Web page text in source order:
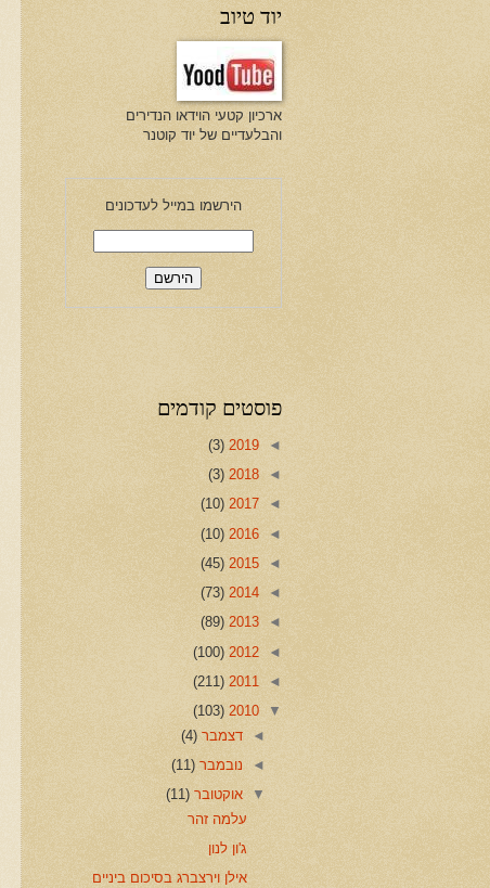
יוד טיוב
ארכיון קטעי הוידאו הנדירים
והבלעדיים של יוד קוטנר
הירשמו במייל לעדכונים
פוסטים קודמים
◄
2019
(3)
◄
2018
(3)
◄
2017
(10)
◄
2016
(10)
◄
2015
(45)
◄
2014
(73)
◄
2013
(89)
◄
2012
(100)
◄
2011
(211)
▼
2010
(103)
◄דצמבר(4)
◄ נובמבר(11)
▼אוקטובר(11)
עלמה זהר
ג'ון לנון
אילן וירצברג בסיכום ביניים